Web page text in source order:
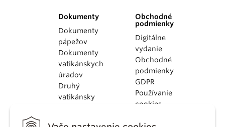
Dokumenty
Dokumenty
pápežov
Dokumenty
vatikánskych
úradov
Druhý
vatikánsky
Obchodné
podmienky
Digitálne
vydanie
Obchodné
podmienky
GDPR
Používanie
cookies